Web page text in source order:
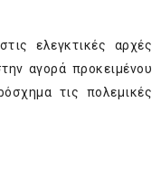
ελεγκτικές αρχές
αγορά προκειμένου
τις πολεμικές